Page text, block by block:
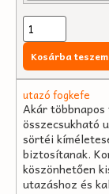
Kosárba teszem
utazó fogkefe
Akár
összecsukható
sörtéi
biztosítanak.
köszönhetően
utazáshoz és